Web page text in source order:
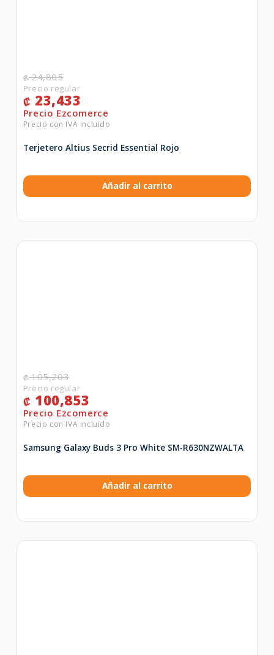
₡24,805
₡ 23,433
Terjetero Altius Secrid Essential Rojo
Añadir al carrito
₡105,203
₡ 100,853
Samsung Galaxy Buds 3 Pro White SM-R630NZWALTA
Añadir al carrito